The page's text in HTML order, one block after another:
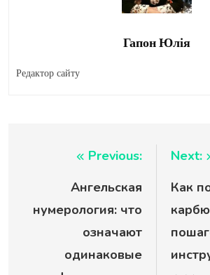
Гапон Юлія
Редактор сайту
Навигация
записям
Previous:
Ангельская
нумерология: что
означают
одинаковые
Next:
Как